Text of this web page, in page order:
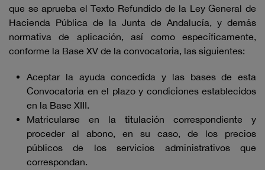
que se aprueba el Texto Refundido de la Ley General de
Hacienda Pública de la Junta de Andalucía, y demás
normativa de aplicación, así como específicamente,
conforme la Base XV de la convocatoria, las siguientes:
Aceptar la ayuda concedida y las bases de esta
Convocatoria en el plazo y condiciones establecidos
en la Base XIII.
Matricularse en la titulación correspondiente y
proceder al abono, en su caso, de los precios
públicos de los servicios administrativos que
correspondan.